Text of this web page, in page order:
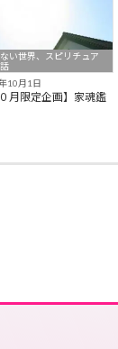
い世界、スピリチュア
10月1日
０月限定企画】家魂鑑